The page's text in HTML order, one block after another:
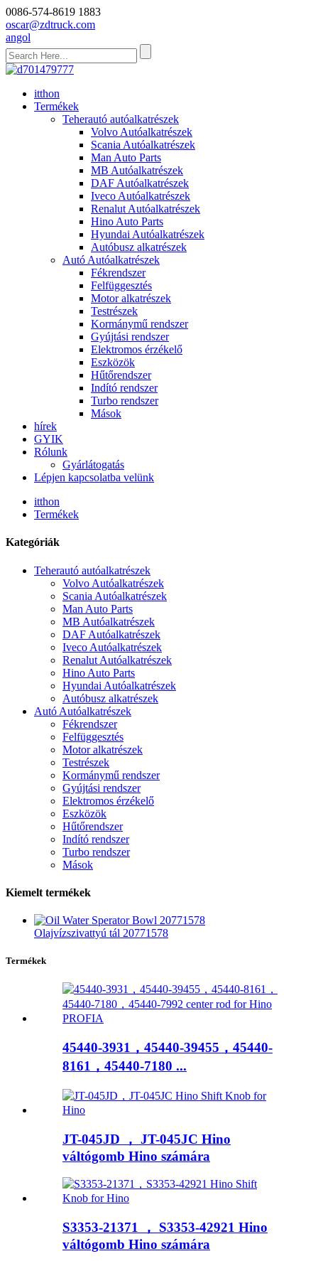
0086-574-8619 1883
oscar@zdtruck.com
angol
itthon
Termékek
Teherautó autóalkatrészek
Volvo Autóalkatrészek
Scania Autóalkatrészek
Man Auto Parts
MB Autóalkatrészek
DAF Autóalkatrészek
Iveco Autóalkatrészek
Renalut Autóalkatrészek
Hino Auto Parts
Hyundai Autóalkatrészek
Autóbusz alkatrészek
Autó Autóalkatrészek
Fékrendszer
Felfüggesztés
Motor alkatrészek
Testrészek
Kormánymű rendszer
Gyújtási rendszer
Elektromos érzékelő
Eszközök
Hűtőrendszer
Indító rendszer
Turbo rendszer
Mások
hírek
GYIK
Rólunk
Gyárlátogatás
Lépjen kapcsolatba velünk
itthon
Termékek
Kategóriák
Teherautó autóalkatrészek
Volvo Autóalkatrészek
Scania Autóalkatrészek
Man Auto Parts
MB Autóalkatrészek
DAF Autóalkatrészek
Iveco Autóalkatrészek
Renalut Autóalkatrészek
Hino Auto Parts
Hyundai Autóalkatrészek
Autóbusz alkatrészek
Autó Autóalkatrészek
Fékrendszer
Felfüggesztés
Motor alkatrészek
Testrészek
Kormánymű rendszer
Gyújtási rendszer
Elektromos érzékelő
Eszközök
Hűtőrendszer
Indító rendszer
Turbo rendszer
Mások
Kiemelt termékek
Olajvízszivattyú tál 20771578
Termékek
45440-3931，45440-39455，45440-
8161，45440-7180 ​​...
JT-045JD ， JT-045JC Hino
váltógomb Hino számára
S3353-21371 ， S3353-42921 Hino
váltógomb Hino számára